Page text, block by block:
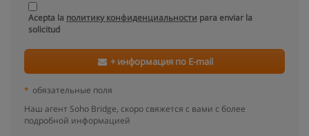
Acepta la политику конфиденциальности para enviar la
solicitud
+ информация по E-mail
* обязательные поля
Наш агент Soho Bridge, скоро свяжется с вами с более
подробной информацией